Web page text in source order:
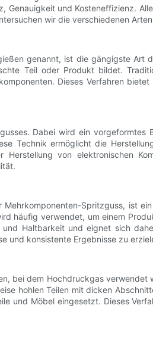
Genauigkeit und Kosteneffizienz.
wir die verschiedenen
genannt, ist die gängigste
Teil oder Produkt bildet.
Dieses Verfahren
Dabei wird ein
Technik ermöglicht die
von elektronischen
Spritzguss, ist
häufig verwendet, um einem
Haltbarkeit und eignet sich
und konsistente Ergebnisse zu
bei dem Hochdruckgas
hohlen Teilen mit dicken
und Möbel eingesetzt. Dieses